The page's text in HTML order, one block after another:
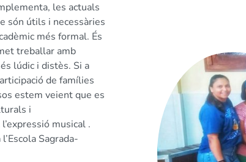
les actuals
són útils i necessàries
més formal. És
treballar amb
lúdic i distès. Si a
de famílies
estem veient que es
i
musical .
Sagrada-